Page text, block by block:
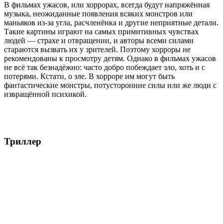
В фильмах ужасов, или хоррорах, всегда будут напряжённая
музыка, неожиданные появления всяких монстров или
маньяков из-за угла, расчленёнка и другие неприятные детали.
Такие картины играют на самых примитивных чувствах
людей — страхе и отвращении, и авторы всеми силами
стараются вызвать их у зрителей. Поэтому хорроры не
рекомендованы к просмотру детям. Однако в фильмах ужасов
не всё так безнадёжно: часто добро побеждает зло, хоть и с
потерями. Кстати, о зле. В хорроре им могут быть
фантастические монстры, потусторонние силы или же люди с
извращённой психикой.
Триллер